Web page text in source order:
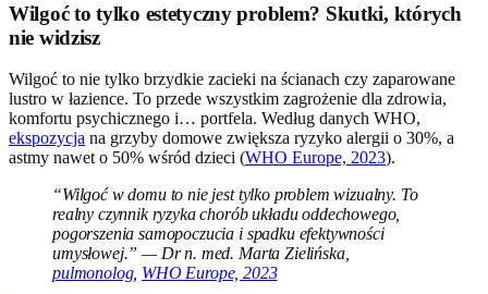
Wilgoć to tylko estetyczny problem? Skutki, których
nie widzisz
Wilgoć to nie tylko brzydkie zacieki na ścianach czy zaparowane
lustro w łazience. To przede wszystkim zagrożenie dla zdrowia,
komfortu psychicznego i… portfela. Według danych WHO,
ekspozycja na grzyby domowe zwiększa ryzyko alergii o 30%, a
astmy nawet o 50% wśród dzieci (WHO Europe, 2023).
“Wilgoć w domu to nie jest tylko problem wizualny. To
realny czynnik ryzyka chorób układu oddechowego,
pogorszenia samopoczucia i spadku efektywności
umysłowej.” — Dr n. med. Marta Zielińska,
pulmonolog, WHO Europe, 2023